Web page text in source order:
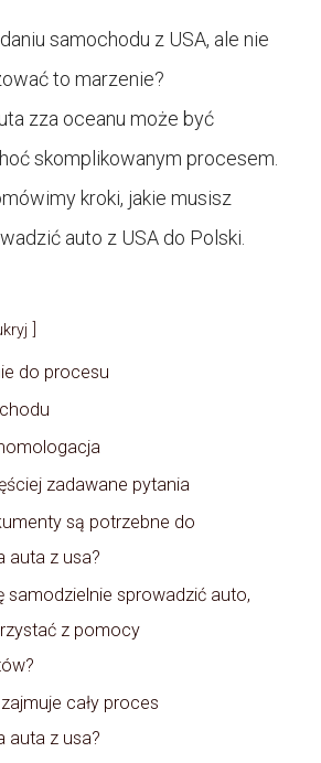
samochodu z USA, ale nie
to marzenie?
zza oceanu może być
skomplikowanym procesem.
kroki, jakie musisz
auto z USA do Polski.
do procesu
zadawane pytania
są potrzebne do
auta z usa?
samodzielnie sprowadzić auto,
z pomocy
cały proces
auta z usa?